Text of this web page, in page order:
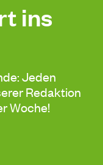
ins
Jeden
Redaktion
Woche!